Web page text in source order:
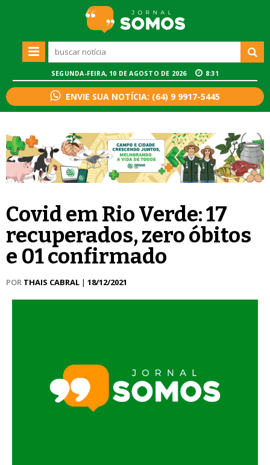
SEGUNDA-FEIRA, 10 DE AGOSTO DE 2026 8:31
ENVIE SUA NOTÍCIA: (64) 9 9917-5445
Covid em Rio Verde: 17
recuperados, zero óbitos
e 01 confirmado
POR THAIS CABRAL | 18/12/2021